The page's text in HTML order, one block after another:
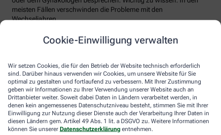
Cookie-Einwilligung verwalten
Wir setzen Cookies, die für den Betrieb der Website technisch erforderlich
sind. Darüber hinaus verwenden wir Cookies, um unsere Website für Sie
optimal zu gestalten und fortlaufend zu verbessern. Mit Ihrer Zustimmung
geben wir Informationen zu Ihrer Verwendung unserer Website auch an
Drittanbieter weiter. Soweit dabei Daten in Ländern verarbeitet werden, in
denen kein angemessenes Datenschutzniveau besteht, stimmen Sie mit Ihrer
Einwilligung zur Nutzung dieser Dienste auch der Verarbeitung Ihrer Daten in
diesen Ländern gem. Artikel 49 Abs. 1 lit. a DSGVO zu. Weitere Informationen
können Sie unserer Datenschutzerklärung entnehmen.
meisten Fällen verschwinden die Probleme mit den
Wechseljahren.
Voraussetzung für eine erfolgreiche Behandlung ist allerdings
immer, dass die Endometriose auch als solche erkannt wird.
nehmen und ärztlich abklären lassen. Und sich auf keinen Fall
einreden lassen, sie seien normal.